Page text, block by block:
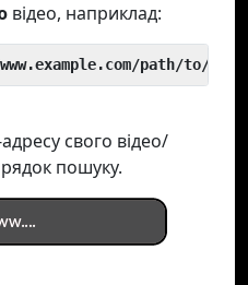
відео, наприклад:
path/to/
свого відео/
рядок пошуку.